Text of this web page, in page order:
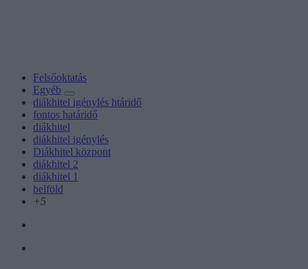
Felsőoktatás
Egyéb
diákhitel igénylés htáridő
fontos határidő
diákhitel
diákhitel igénylés
Diákhitel központ
diákhitel 2
diákhitel 1
belföld
+5